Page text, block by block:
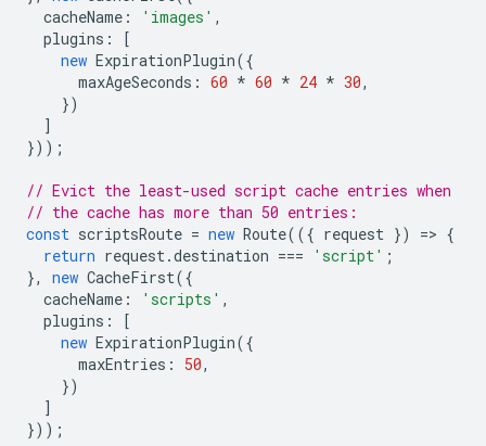
cacheName : 'images' ,
plugins :
[
new ExpirationPlugin({
maxAgeSeconds : 60 * 60 * 24 * 30,
})
]
}));
// Evict the least-used script cache entries when
// the cache has more than 50 entries:
const scriptsRoute = new Route(({ request }) => {
return request.destination === 'script' ;
},
new CacheFirst({
cacheName : 'scripts' ,
plugins :
[
new ExpirationPlugin({
maxEntries : 50,
})
]
}));